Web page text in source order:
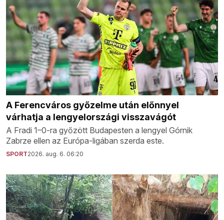
A Ferencváros győzelme után előnnyel
várhatja a lengyelországi visszavágót
A Fradi 1–0-ra győzött Budapesten a lengyel Górnik
Zabrze ellen az Európa-ligában szerda este.
SPORT2026. aug. 6. 06:20